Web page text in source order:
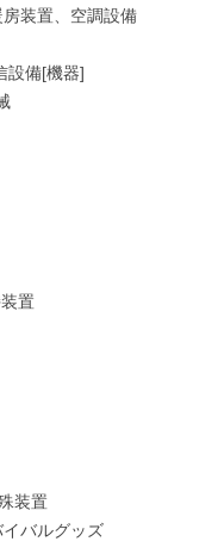
房装置、空調設備
設備[機器]
置
装置
バルグッズ